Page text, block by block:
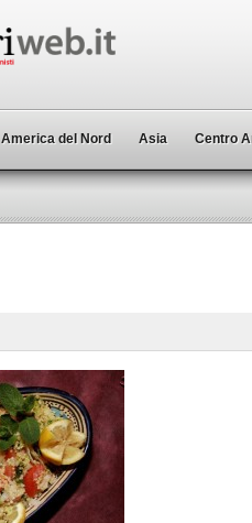
America del Nord Asia Centro